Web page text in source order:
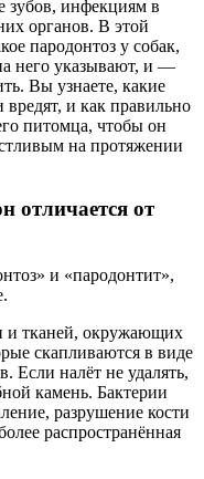
зубов, инфекциям в
органов. В этой
пародонтоз у собак,
него указывают, и —
Вы узнаете, какие
и как правильно
питомца, чтобы он
на протяжении
отличается от
и «пародонтит»,
и тканей, окружающих
скапливаются в виде
Если налёт не удалять,
камень. Бактерии
разрушение кости
распространённая